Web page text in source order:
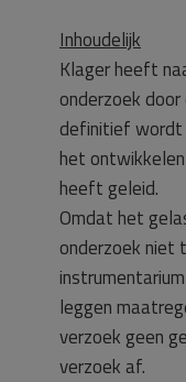
Inhoudelijk
Klager heeft
onderzoek
definitief
het
heeft geleid.
Omdat het
onderzoek
leggen
verzoek geen
verzoek af.